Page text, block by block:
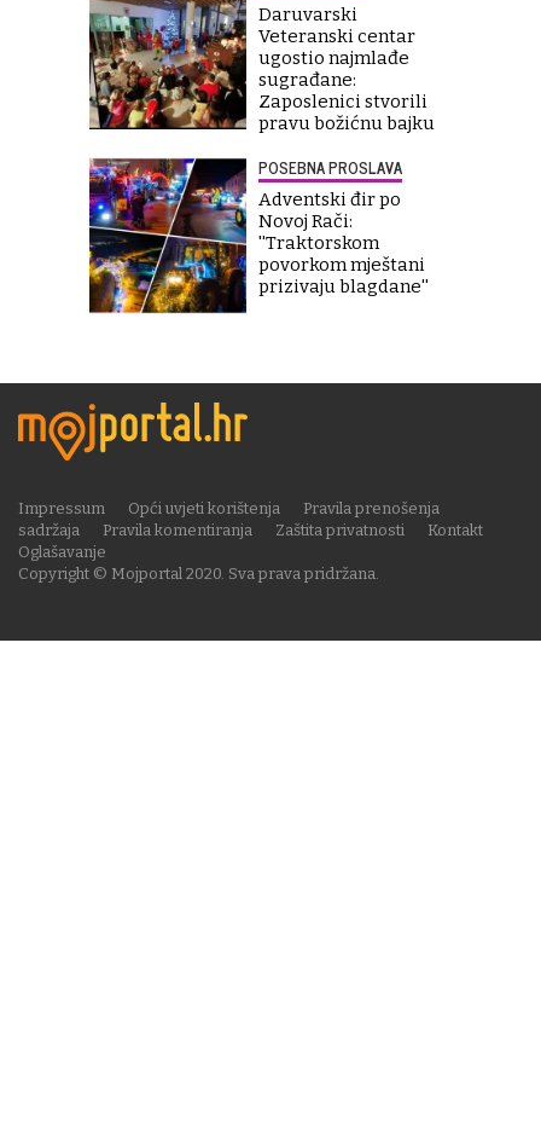
Daruvarski
Veteranski centar
ugostio najmlađe
sugrađane:
Zaposlenici stvorili
pravu božićnu bajku
POSEBNA PROSLAVA
Adventski đir po
Novoj Rači:
''Traktorskom
povorkom mještani
prizivaju blagdane''
Copyright © Mojportal 2020. Sva prava pridržana.
Impressum Opći uvjeti korištenja
Pravila prenošenja
sadržaja
Pravila komentiranja Zaštita privatnosti
Kontakt
Oglašavanje